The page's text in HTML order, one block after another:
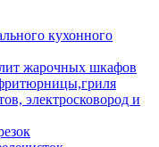
кухонного
жарочных шкафов
электросковород и